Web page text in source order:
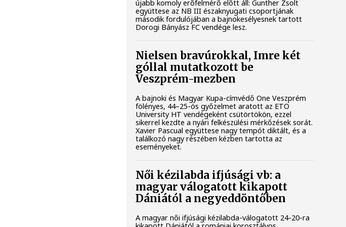
újabb komoly erőfelmérő előtt áll: Gunther Zsolt
együttese az NB III északnyugati csoportjának
második fordulójában a bajnokesélyesnek tartott
Dorogi Bányász FC vendége lesz.
Nielsen bravúrokkal, Imre két
góllal mutatkozott be
Veszprém-mezben
A bajnoki és Magyar Kupa-címvédő One Veszprém
fölényes, 44–25-ös győzelmet aratott az ETO
University HT vendégeként csütörtökön, ezzel
sikerrel kezdte a nyári felkészülési mérkőzések sorát.
Xavier Pascual együttese nagy tempót diktált, és a
találkozó nagy részében kézben tartotta az
eseményeket.
Női kézilabda ifjúsági vb: a
magyar válogatott kikapott
Dániától a negyeddöntőben
A magyar női ifjúsági kézilabda-válogatott 24-20-ra